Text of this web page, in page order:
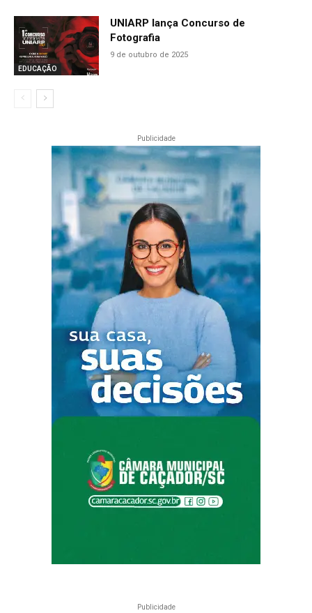
EDUCAÇÃO
UNIARP lança Concurso de
Fotografia
9 de outubro de 2025
Publicidade
Publicidade